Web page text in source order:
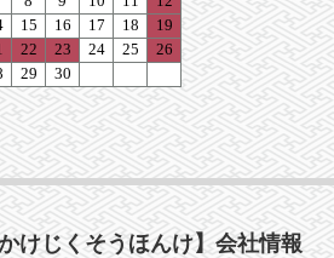
けじくそうほんけ】会社情報